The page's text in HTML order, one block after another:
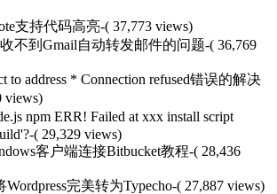
支持代码高亮-( 37,773 views)
不到Gmail自动转发邮件的问题-( 36,769
to address * Connection refused错误的解决
views)
npm ERR! Failed at xxx install script
-( 29,329 views)
客户端连接Bitbucket教程-( 28,436
完美转为Typecho-( 27,887 views)